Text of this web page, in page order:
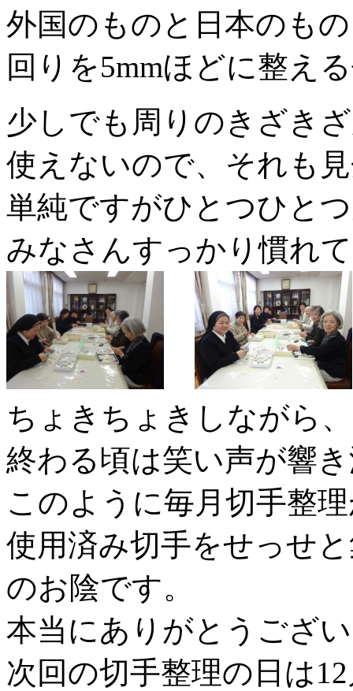
外国のものと日本のも
回りを5mmほどに整え
少しでも周りのきざき
使えないので、それも
単純ですがひとつひと
みなさんすっかり慣れ
ちょきちょきしながら
終わる頃は笑い声が響
このように毎月切手整
使用済み切手をせっせ
のお陰です。
本当にありがとうござ
次回の切手整理の日は